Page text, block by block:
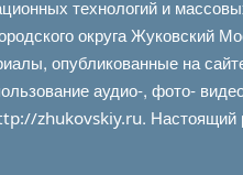
технологий и
округа Жуковский
опубликованные на
аудио-, фото-
zhukovskiy.ru. Настоящий